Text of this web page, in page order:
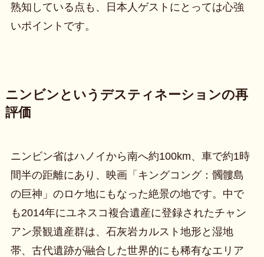
熟知している点も、日本人ゲストにとっては心強
いポイントです。
ニンビンというデスティネーションの再
評価
ニンビン省はハノイから南へ約100km、車で約1時
間半の距離にあり、映画「キングコング：髑髏島
の巨神」のロケ地にもなった絶景の地です。中で
も2014年にユネスコ複合遺産に登録されたチャン
アン景観遺産群は、石灰岩カルスト地形と湿地
帯、古代遺跡が融合した世界的にも稀有なエリア